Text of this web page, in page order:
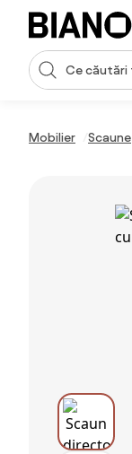
Sari peste navigare,
Introducerea
Mobilier Scaune